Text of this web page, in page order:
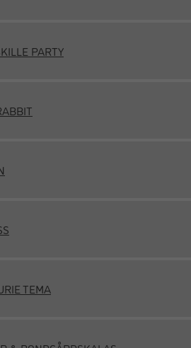
PARTY
TEMA